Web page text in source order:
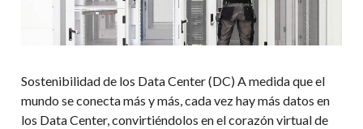
Sostenibilidad de los Data Center (DC) A medida que el
mundo se conecta más y más, cada vez hay más datos en
los Data Center, convirtiéndolos en el corazón virtual de